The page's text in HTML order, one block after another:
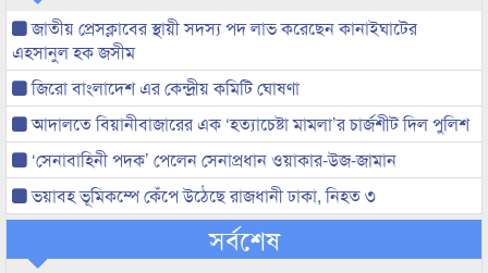
জাতীয় প্রেসক্লাবের স্থায়ী সদস্য পদ লাভ করেছেন কানাইঘাটের
এহসানুল হক জসীম
জিরো বাংলাদেশ এর কেন্দ্রীয় কমিটি ঘোষণা
আদালতে বিয়ানীবাজারের এক ‘হত্যাচেষ্টা মামলা’র চার্জশীট দিল পুলিশ
‘সেনাবাহিনী পদক’ পেলেন সেনাপ্রধান ওয়াকার-উজ-জামান
ভয়াবহ ভূমিকম্পে কেঁপে উঠেছে রাজধানী ঢাকা, নিহত ৩
সর্বশেষ